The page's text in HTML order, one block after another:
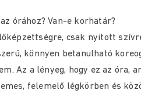
órához? Van-e korhatár?
csak nyitott
könnyen betanulható
Az a lényeg, hogy ez az óra,
felemelő légkörben és